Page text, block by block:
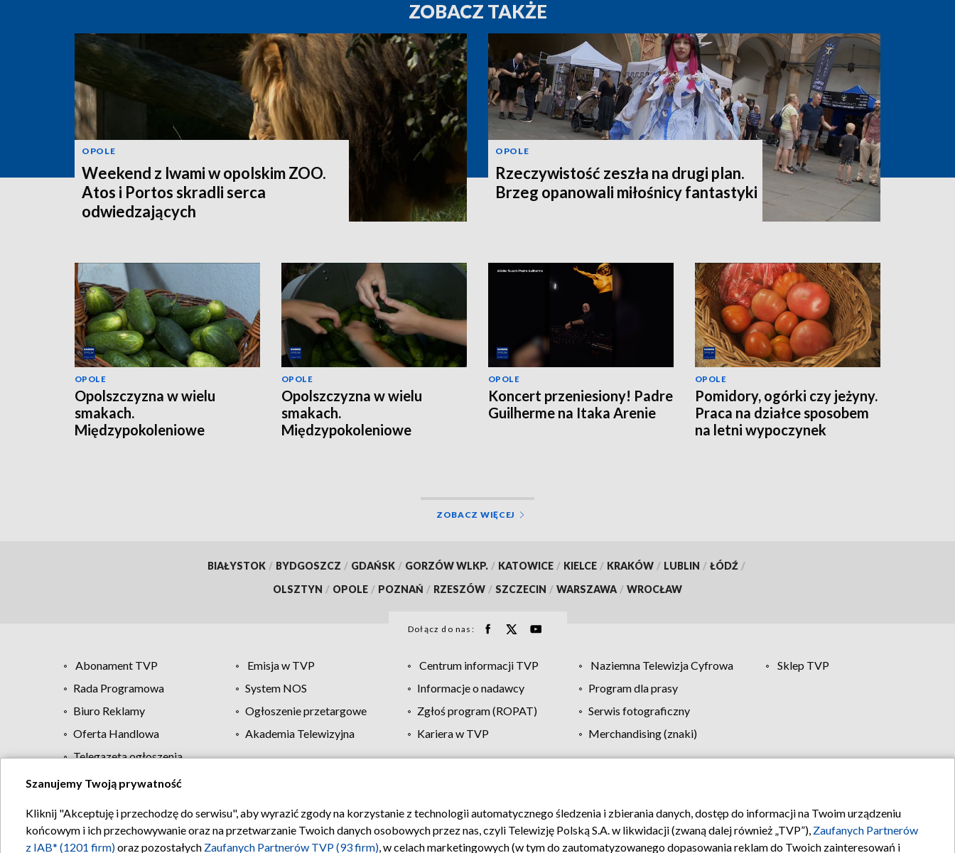
ZOBACZ TAKŻE
OPOLE
Weekend z lwami w opolskim ZOO.
Atos i Portos skradli serca
odwiedzających
OPOLE
Rzeczywistość zeszła na drugi plan.
Brzeg opanowali miłośnicy fantastyki
OPOLE
Opolszczyzna w wielu
smakach.
Międzypokoleniowe
OPOLE
Opolszczyzna w wielu
smakach.
Międzypokoleniowe
OPOLE
Koncert przeniesiony! Padre
Guilherme na Itaka Arenie
OPOLE
Pomidory, ogórki czy jeżyny.
Praca na działce sposobem
na letni wypoczynek
ZOBACZ WIĘCEJ
BIAŁYSTOK / BYDGOSZCZ / GDAŃSK / GORZÓW WLKP. / KATOWICE / KIELCE / KRAKÓW / LUBLIN / ŁÓDŹ /
OLSZTYN / OPOLE / POZNAŃ / RZESZÓW / SZCZECIN / WARSZAWA / WROCŁAW
Dołącz do nas:
Abonament TVP Emisja w TVP Centrum informacji TVP Naziemna Telewizja Cyfrowa
Sklep TVP
Rada Programowa
System NOS Informacje o nadawcy
Program dla prasy
Biuro Reklamy
Ogłoszenie przetargowe Zgłoś program (ROPAT)
Serwis fotograficzny
Oferta Handlowa
Akademia Telewizyjna Kariera w TVP
Merchandising (znaki)
Telegazeta ogłoszenia
Regulamin TVP Polityka prywatności Moje zgody Pomoc Biuro reklamy Kontakt
Szanujemy Twoją prywatność
Kliknij "Akceptuję i przechodzę do serwisu", aby wyrazić zgody na korzystanie z technologii automatycznego śledzenia i zbierania danych, dostęp do informacji na Twoim urządzeniu
końcowym i ich przechowywanie oraz na przetwarzanie Twoich danych osobowych przez nas, czyli Telewizję Polską S.A. w likwidacji (zwaną dalej również „TVP”), Zaufanych Partnerów
z IAB* (1201 firm)oraz pozostałych Zaufanych Partnerów TVP (93 firm), w celach marketingowych (w tym do zautomatyzowanego dopasowania reklam do Twoich zainteresowań i